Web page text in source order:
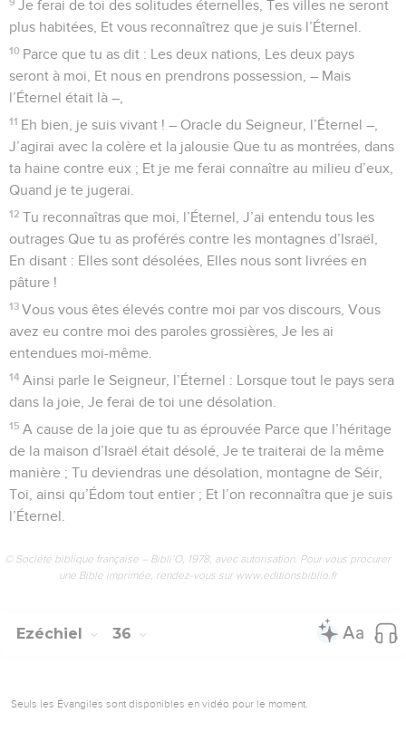
Je ferai de toi des solitudes éternelles, Tes villes ne seront
plus habitées, Et vous reconnaîtrez que je suis l’Éternel.
10 Parce que tu as dit : Les deux nations, Les deux pays
seront à moi, Et nous en prendrons possession, – Mais
l’Éternel était là –,
11 Eh bien, je suis vivant ! – Oracle du Seigneur, l’Éternel –,
J’agirai avec la colère et la jalousie Que tu as montrées, dans
ta haine contre eux ; Et je me ferai connaître au milieu d’eux,
Quand je te jugerai.
12 Tu reconnaîtras que moi, l’Éternel, J’ai entendu tous les
outrages Que tu as proférés contre les montagnes d’Israël,
En disant : Elles sont désolées, Elles nous sont livrées en
pâture !
13 Vous vous êtes élevés contre moi par vos discours, Vous
avez eu contre moi des paroles grossières, Je les ai
entendues moi-même.
14 Ainsi parle le Seigneur, l’Éternel : Lorsque tout le pays sera
dans la joie, Je ferai de toi une désolation.
15 A cause de la joie que tu as éprouvée Parce que l’héritage
de la maison d’Israël était désolé, Je te traiterai de la même
manière ; Tu deviendras une désolation, montagne de Séir,
Toi, ainsi qu’Édom tout entier ; Et l’on reconnaîtra que je suis
l’Éternel.
© Société biblique française – Bibli’O, 1978, avec autorisation. Pour vous procurer
une Bible imprimée, rendez-vous sur www.editionsbiblio.fr
Ezéchiel 36
Seuls les Évangiles sont disponibles en vidéo pour le moment.